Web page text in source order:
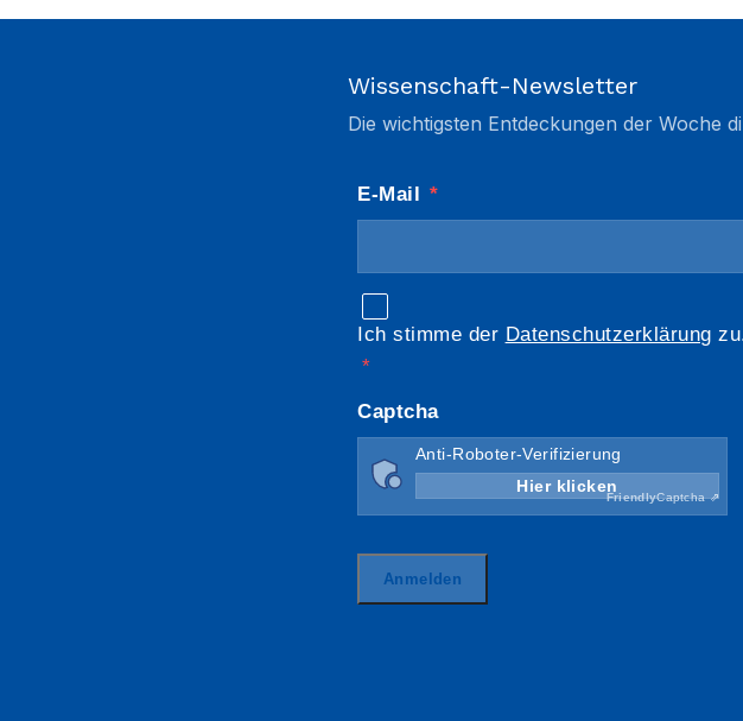
Wissenschaft-Newsletter
Die wichtigsten Entdeckungen der Woche